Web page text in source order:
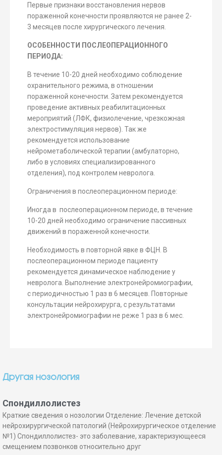
Первые признаки восстановления нервов
пораженной конечности проявляются не ранее 2-
3 месяцев после хирургического лечения.
ОСОБЕННОСТИ ПОСЛЕОПЕРАЦИОННОГО
ПЕРИОДА:
В течение 10-20 дней необходимо соблюдение
охранительного режима, в отношении
пораженной конечности. Затем рекомендуется
проведение активных реабилитационных
мероприятий (ЛФК, физиолечение, чрезкожная
электростимуляция нервов). Так же
рекомендуется использование
нейрометаболической терапии (амбулаторно,
либо в условиях специализированного
отделения), под контролем невролога.
Ограничения в послеоперационном периоде:
Иногда в послеоперационном периоде, в течение
10-20 дней необходимо ограничение пассивных
движений в пораженной конечности.
Необходимость в повторной явке в ФЦН. В
послеоперационном периоде пациенту
рекомендуется динамическое наблюдение у
невролога. Выполнение электронейромиографии,
с периодичностью 1 раз в 6 месяцев. Повторные
консультации нейрохирурга, с результатами
электронейромиографии не реже 1 раз в 6 мес.
Другая нозология
Спондиллолистез
Краткие сведения о нозологии Отделение: Лечение детской
нейрохирургической патологий (Нейрохирургическое отделение
№1) Спондиллолистез- это заболевание, характеризующееся
смещением позвонков относительно друг